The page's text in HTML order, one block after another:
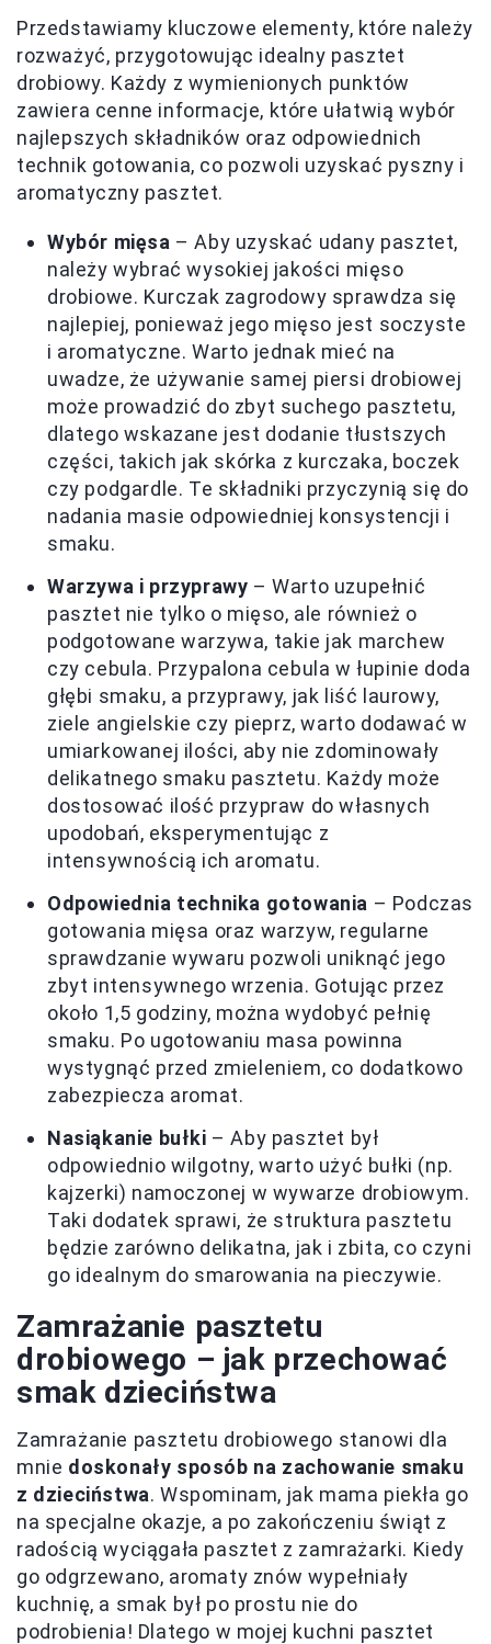
Przedstawiamy kluczowe elementy, które należy
rozważyć, przygotowując idealny pasztet
drobiowy. Każdy z wymienionych punktów
zawiera cenne informacje, które ułatwią wybór
najlepszych składników oraz odpowiednich
technik gotowania, co pozwoli uzyskać pyszny i
aromatyczny pasztet.
Wybór mięsa – Aby uzyskać udany pasztet,
należy wybrać wysokiej jakości mięso
drobiowe. Kurczak zagrodowy sprawdza się
najlepiej, ponieważ jego mięso jest soczyste
i aromatyczne. Warto jednak mieć na
uwadze, że używanie samej piersi drobiowej
może prowadzić do zbyt suchego pasztetu,
dlatego wskazane jest dodanie tłustszych
części, takich jak skórka z kurczaka, boczek
czy podgardle. Te składniki przyczynią się do
nadania masie odpowiedniej konsystencji i
smaku.
Warzywa i przyprawy – Warto uzupełnić
pasztet nie tylko o mięso, ale również o
podgotowane warzywa, takie jak marchew
czy cebula. Przypalona cebula w łupinie doda
głębi smaku, a przyprawy, jak liść laurowy,
ziele angielskie czy pieprz, warto dodawać w
umiarkowanej ilości, aby nie zdominowały
delikatnego smaku pasztetu. Każdy może
dostosować ilość przypraw do własnych
upodobań, eksperymentując z
intensywnością ich aromatu.
Odpowiednia technika gotowania – Podczas
gotowania mięsa oraz warzyw, regularne
sprawdzanie wywaru pozwoli uniknąć jego
zbyt intensywnego wrzenia. Gotując przez
około 1,5 godziny, można wydobyć pełnię
smaku. Po ugotowaniu masa powinna
wystygnąć przed zmieleniem, co dodatkowo
zabezpiecza aromat.
Nasiąkanie bułki – Aby pasztet był
odpowiednio wilgotny, warto użyć bułki (np.
kajzerki) namoczonej w wywarze drobiowym.
Taki dodatek sprawi, że struktura pasztetu
będzie zarówno delikatna, jak i zbita, co czyni
go idealnym do smarowania na pieczywie.
Zamrażanie pasztetu
drobiowego – jak przechować
smak dzieciństwa
Zamrażanie pasztetu drobiowego stanowi dla
mnie doskonały sposób na zachowanie smaku
z dzieciństwa. Wspominam, jak mama piekła go
na specjalne okazje, a po zakończeniu świąt z
radością wyciągała pasztet z zamrażarki. Kiedy
go odgrzewano, aromaty znów wypełniały
kuchnię, a smak był po prostu nie do
podrobienia! Dlatego w mojej kuchni pasztet